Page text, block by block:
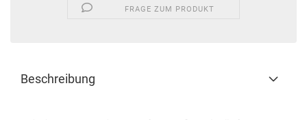
FRAGE ZUM PRODUKT
Beschreibung